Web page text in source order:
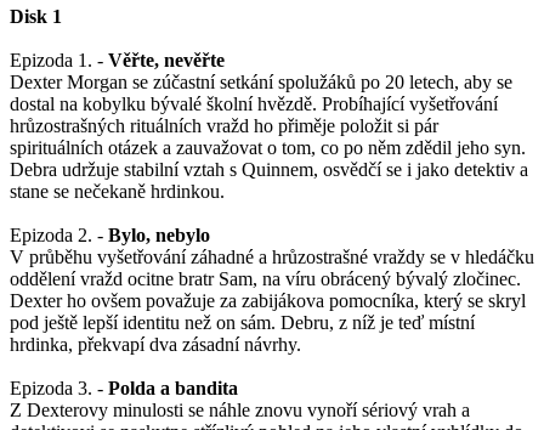
Disk 1
Epizoda 1. - Věřte, nevěřte
Dexter Morgan se zúčastní setkání spolužáků po 20 letech, aby se
dostal na kobylku bývalé školní hvězdě. Probíhající vyšetřování
hrůzostrašných rituálních vražd ho přiměje položit si pár
spirituálních otázek a zauvažovat o tom, co po něm zdědil jeho syn.
Debra udržuje stabilní vztah s Quinnem, osvědčí se i jako detektiv a
stane se nečekaně hrdinkou.
Epizoda 2. - Bylo, nebylo
V průběhu vyšetřování záhadné a hrůzostrašné vraždy se v hledáčku
oddělení vražd ocitne bratr Sam, na víru obrácený bývalý zločinec.
Dexter ho ovšem považuje za zabijákova pomocníka, který se skryl
pod ještě lepší identitu než on sám. Debru, z níž je teď místní
hrdinka, překvapí dva zásadní návrhy.
Epizoda 3. - Polda a bandita
Z Dexterovy minulosti se náhle znovu vynoří sériový vrah a